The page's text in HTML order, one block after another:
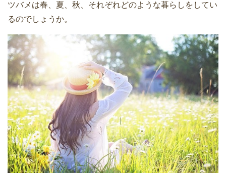
ツバメは春、夏、秋、それぞれどのような暮らしをしてい
るのでしょうか。